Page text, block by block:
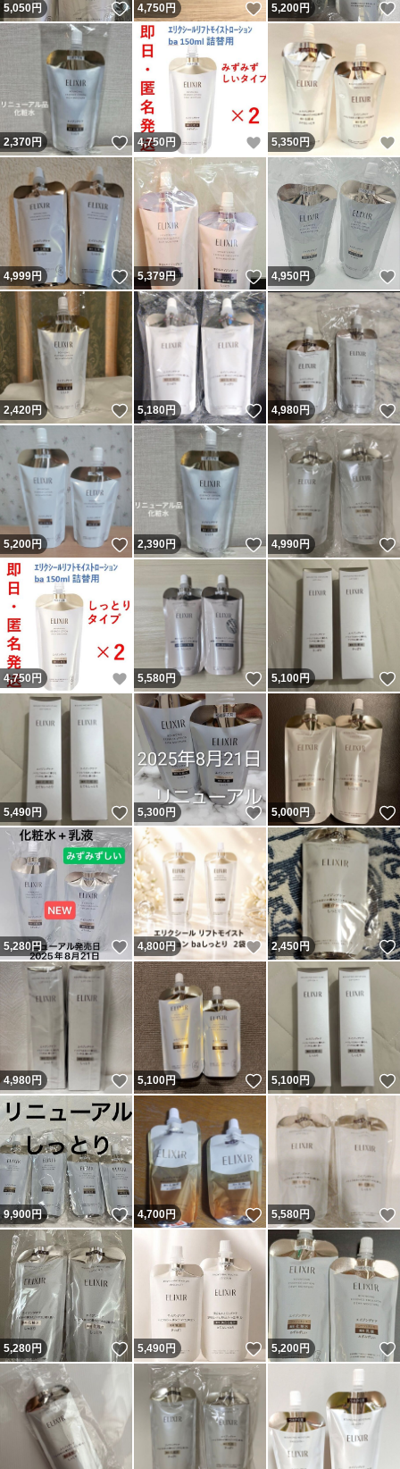
5,050円 いいね！
4,750円 いいね！
5,200円
2,370円 いいね！
4,750 円 いいね！
5,350円
4,999円 いいね！
5,379円 いいね！
4,950円
2,420円 いいね！
5,180円 いいね！
4,980円
5,200円 いいね！
2,390円 いいね！
4,990円
4,750 円 いいね！
5,580円 いいね！
5,100円
5,490円 いいね！
5,300円 いいね！
5,000円
5,280円 いいね！
4,800円 いいね！
2,450円
4,980円 いいね！
5,100円 いいね！
5,100円
9,900円 いいね！
4,700円 いいね！
5,580円
5,280円 いいね！
5,490円 いいね！
5,200円